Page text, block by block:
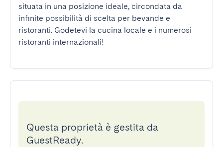
situata in una posizione ideale, circondata da
infinite possibilità di scelta per bevande e
ristoranti. Godetevi la cucina locale e i numerosi
ristoranti internazionali!
Questa proprietà è gestita da
GuestReady.